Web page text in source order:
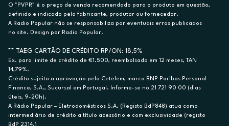
O "PVPR" é o preço de venda recomendado para o produto em questão,
definido e indicado pelo fabricante, produtor ou fornecedor.
A Radio Popular não se responsabiliza por eventuais erros publicados
no site. Design por Radio Popular.
** TAEG CARTÃO DE CRÉDITO RP/ON: 18,5%
Ex. para limite de crédito de €1.500, reembolsado em 12 meses, TAN
14,79%.
Crédito sujeito a aprovação pelo Cetelem, marca BNP Paribas Personal
Finance, S.A., Sucursal em Portugal. Informe-se no 21 721 90 00 (dias
úteis, 9-20h).
A Rádio Popular – Eletrodomésticos S.A. (Registo BdP848) atua como
intermediário de crédito a título acessório e com exclusividade (registo